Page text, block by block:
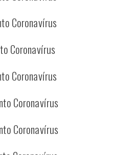
Coronavírus
Coronavírus
Coronavírus
Coronavírus
Coronavírus